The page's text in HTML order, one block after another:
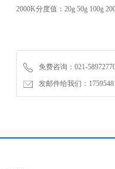
2000K分度值：20g 50g 100g
免费咨询：021-
发邮件给我们：